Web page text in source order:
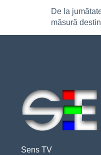
De la
măsură
Sens TV